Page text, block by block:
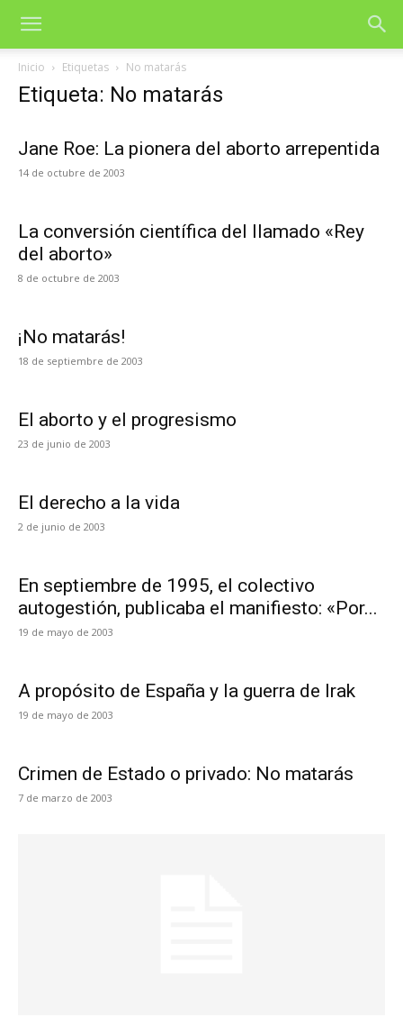
Inicio Etiquetas No matarás
Etiqueta: No matarás
Jane Roe: La pionera del aborto arrepentida
14 de octubre de 2003
La conversión científica del llamado «Rey
del aborto»
8 de octubre de 2003
¡No matarás!
18 de septiembre de 2003
El aborto y el progresismo
23 de junio de 2003
El derecho a la vida
2 de junio de 2003
En septiembre de 1995, el colectivo
autogestión, publicaba el manifiesto: «Por...
19 de mayo de 2003
A propósito de España y la guerra de Irak
19 de mayo de 2003
Crimen de Estado o privado: No matarás
7 de marzo de 2003